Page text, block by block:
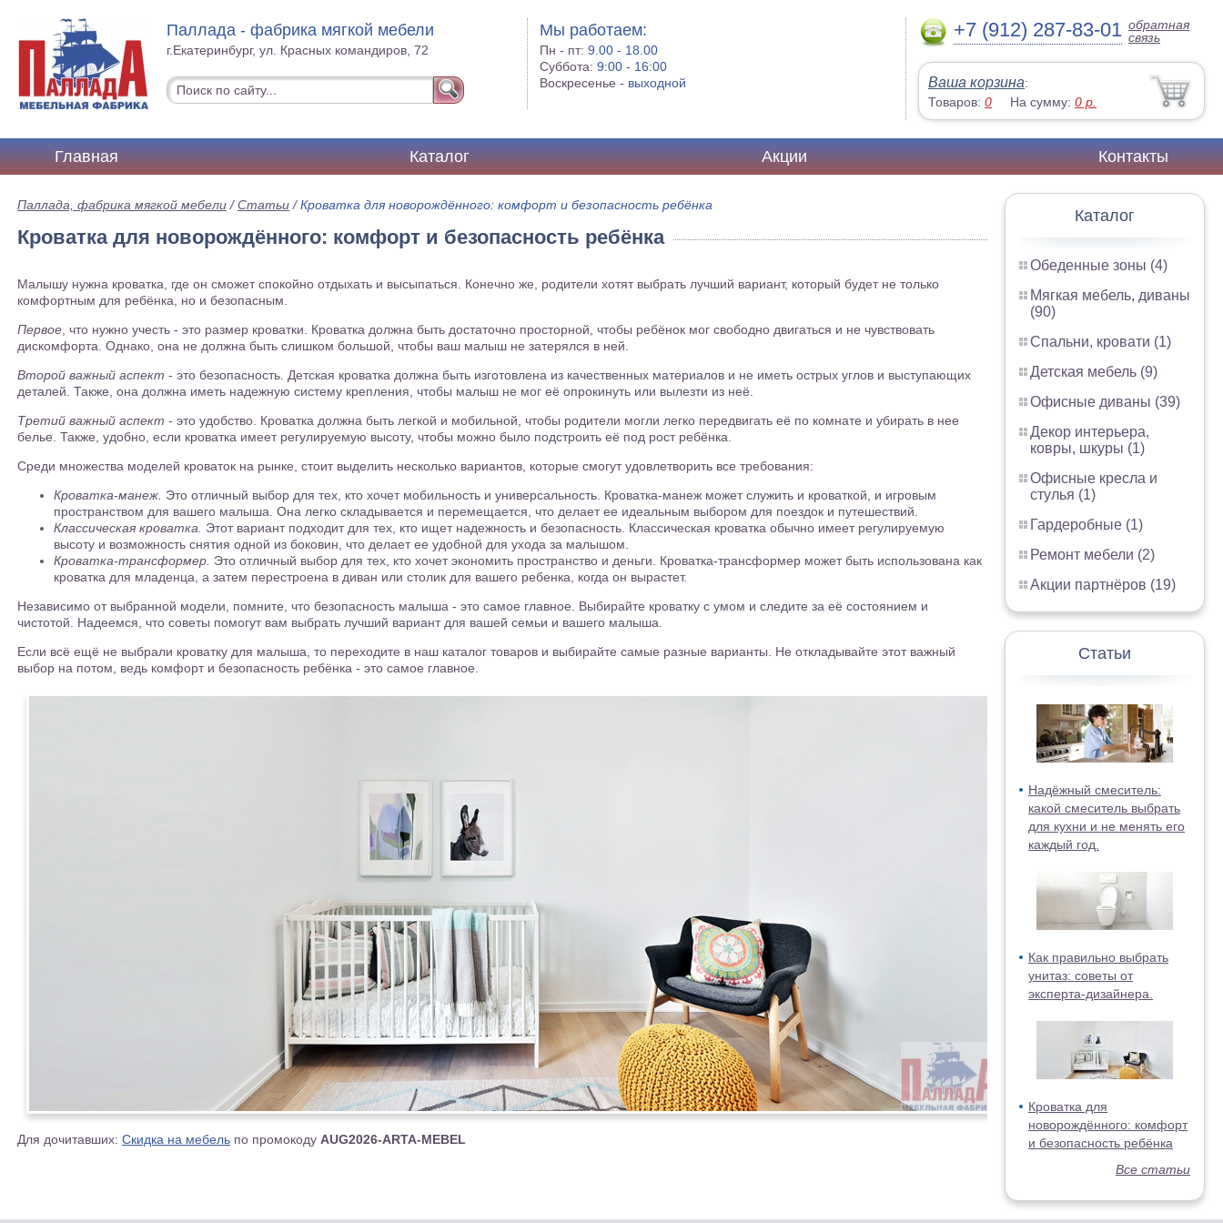
Паллада - фабрика мягкой мебели
г.Екатеринбург, ул. Красных командиров, 72
Мы работаем:
Пн - пт:9.00 - 18.00
Суббота:9:00 - 16:00
Воскресенье - выходной
+7 (912) 287-83-01 обратная
связь
Ваша корзина:
Товаров: 0 На сумму: 0 р.
Главная Каталог Акции Контакты
Каталог
Обеденные зоны (4)
Мягкая мебель, диваны
(90)
Спальни, кровати (1)
Детская мебель (9)
Офисные диваны (39)
Декор интерьера,
ковры, шкуры (1)
Офисные кресла и
стулья (1)
Гардеробные (1)
Ремонт мебели (2)
Акции партнёров (19)
Статьи
Надёжный смеситель:
какой смеситель выбрать
для кухни и не менять его
каждый год.
Как правильно выбрать
унитаз: советы от
эксперта-дизайнера.
Кроватка для
новорождённого: комфорт
и безопасность ребёнка
Все статьи
Паллада, фабрика мягкой мебели /Статьи /Кроватка для новорождённого: комфорт и безопасность ребёнка
Кроватка для новорождённого: комфорт и безопасность ребёнка
Малышу нужна кроватка, где он сможет спокойно отдыхать и высыпаться. Конечно же, родители хотят выбрать лучший вариант, который будет не только
комфортным для ребёнка, но и безопасным.
Первое , что нужно учесть - это размер кроватки. Кроватка должна быть достаточно просторной, чтобы ребёнок мог свободно двигаться и не чувствовать
дискомфорта. Однако, она не должна быть слишком большой, чтобы ваш малыш не затерялся в ней.
Второй важный аспект - это безопасность. Детская кроватка должна быть изготовлена из качественных материалов и не иметь острых углов и выступающих
деталей. Также, она должна иметь надежную систему крепления, чтобы малыш не мог её опрокинуть или вылезти из неё.
Третий важный аспект - это удобство. Кроватка должна быть легкой и мобильной, чтобы родители могли легко передвигать её по комнате и убирать в нее
белье. Также, удобно, если кроватка имеет регулируемую высоту, чтобы можно было подстроить её под рост ребёнка.
Среди множества моделей кроваток на рынке, стоит выделить несколько вариантов, которые смогут удовлетворить все требования:
Кроватка-манеж. Это отличный выбор для тех, кто хочет мобильность и универсальность. Кроватка-манеж может служить и кроваткой, и игровым
пространством для вашего малыша. Она легко складывается и перемещается, что делает ее идеальным выбором для поездок и путешествий.
Классическая кроватка.
Этот вариант подходит для тех, кто ищет надежность и безопасность. Классическая кроватка обычно имеет регулируемую
высоту и возможность снятия одной из боковин, что делает ее удобной для ухода за малышом.
Кроватка-трансформер. Это отличный выбор для тех, кто хочет экономить пространство и деньги. Кроватка-трансформер может быть использована как
кроватка для младенца, а затем перестроена в диван или столик для вашего ребенка, когда он вырастет.
Независимо от выбранной модели, помните, что безопасность малыша - это самое главное. Выбирайте кроватку с умом и следите за её состоянием и
чистотой. Надеемся, что советы помогут вам выбрать лучший вариант для вашей семьи и вашего малыша.
Если всё ещё не выбрали кроватку для малыша, то переходите в наш каталог товаров и выбирайте самые разные варианты. Не откладывайте этот важный
выбор на потом, ведь комфорт и безопасность ребёнка - это самое главное.
Для дочитавших: Скидка на мебель по промокоду AUG2026-ARTA-MEBEL